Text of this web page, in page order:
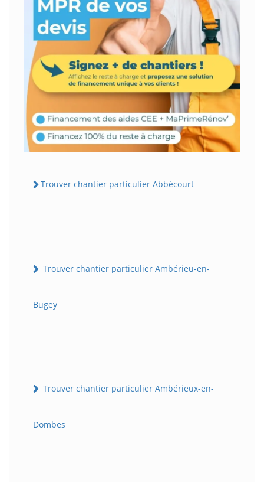
Trouver chantier particulier Abbécourt
Trouver chantier particulier Ambérieu-en-
Bugey
Trouver chantier particulier Ambérieux-en-
Dombes